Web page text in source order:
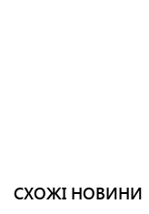
СХОЖІ НОВИНИ